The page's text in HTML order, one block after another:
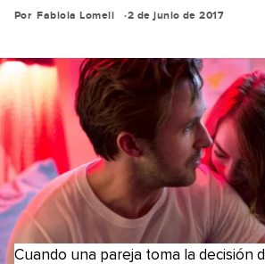
Por Fabiola Lomeli 2 de junio de 2017
Cuando una pareja toma la decisión